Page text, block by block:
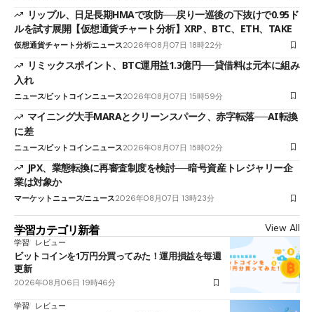
リップル、日足長期HMAで攻防──戻り一巡後の下抜けで0.95ド
ルを試す展開【仮想通貨チャート分析】XRP、BTC、ETH、TAKE
仮想通貨チャート分析ニュース2026年08月07日 18時22分
リミックスポイント、BTC運用益1.3億円──貸借料は元本に組み
入れ
ニュースビットコインニュース2026年08月07日 15時59分
マイニング大手MARAとクリーンスパーク、赤字転落──AI転換
に差
ニュースビットコインニュース2026年08月07日 15時02分
JPX、業態転換に再審査制度を検討──暗号資産トレジャリー企
業は対象か
マーケットニュースニュース2026年08月07日 13時23分
学習カテゴリ新着 View All
学習 レビュー
ビットコインを1万円分買ってみた！運用損益を毎週
更新
2026年08月06日 19時46分
学習 レビュー